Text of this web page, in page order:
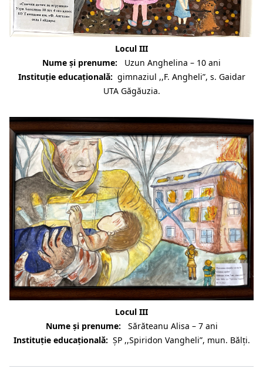
Locul III
Nume și prenume:
Uzun Anghelina – 10 ani
Instituție educațională: gimnaziul ,,F. Angheli”, s. Gaidar
UTA Găgăuzia.
Locul III
Nume și prenume:
Sărăteanu Alisa – 7 ani
Instituție educațională: ȘP ,,Spiridon Vangheli”, mun. Bălți.